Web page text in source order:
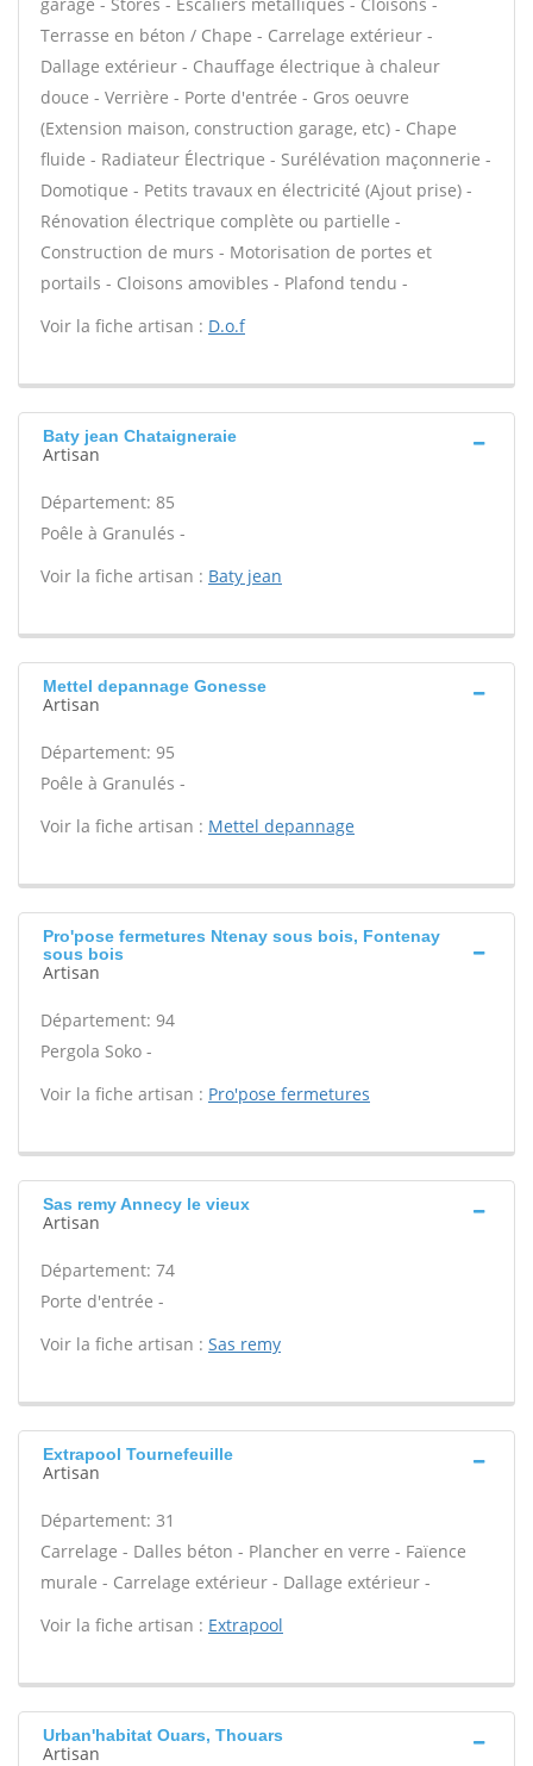
Terrasse en béton / Chape - Carrelage extérieur -
Dallage extérieur - Chauffage électrique à chaleur
douce - Verrière - Porte d'entrée - Gros oeuvre
(Extension maison, construction garage, etc) - Chape
fluide - Radiateur Électrique - Surélévation maçonnerie -
Domotique - Petits travaux en électricité (Ajout prise) -
Rénovation électrique complète ou partielle -
Construction de murs - Motorisation de portes et
portails - Cloisons amovibles - Plafond tendu -
Voir la fiche artisan : D.o.f
Baty jean Chataigneraie
Artisan
Département: 85
Poêle à Granulés -
Voir la fiche artisan : Baty jean
Mettel depannage Gonesse
Artisan
Département: 95
Poêle à Granulés -
Voir la fiche artisan : Mettel depannage
Pro'pose fermetures Ntenay sous bois, Fontenay
sous bois
Artisan
Département: 94
Pergola Soko -
Voir la fiche artisan : Pro'pose fermetures
Sas remy Annecy le vieux
Artisan
Département: 74
Porte d'entrée -
Voir la fiche artisan : Sas remy
Extrapool Tournefeuille
Artisan
Département: 31
Carrelage - Dalles béton - Plancher en verre - Faïence
murale - Carrelage extérieur - Dallage extérieur -
Voir la fiche artisan : Extrapool
Urban'habitat Ouars, Thouars
Artisan